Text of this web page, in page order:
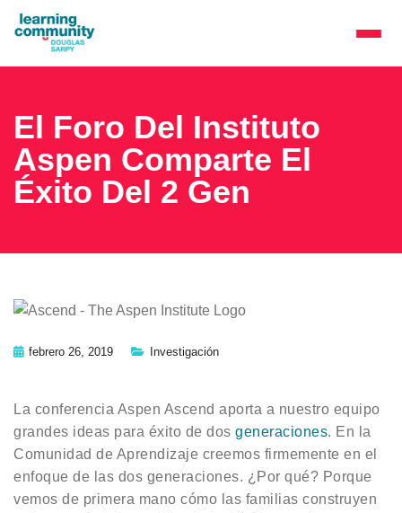
El Foro Del Instituto
Aspen Comparte El
Éxito Del 2 Gen
febrero 26, 2019 Investigación
La conferencia Aspen Ascend aporta a nuestro equipo
grandes ideas para éxito de dos generaciones. En la
Comunidad de Aprendizaje creemos firmemente en el
enfoque de las dos generaciones. ¿Por qué? Porque
vemos de primera mano cómo las familias construyen